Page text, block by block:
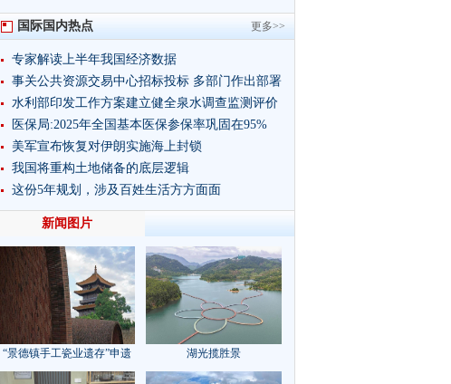
更多>>
国际国内热点
专家解读上半年我国经济数据
事关公共资源交易中心招标投标 多部门作出部署
水利部印发工作方案建立健全泉水调查监测评价
制度
医保局:2025年全国基本医保参保率巩固在95%
美军宣布恢复对伊朗实施海上封锁
我国将重构土地储备的底层逻辑
这份5年规划，涉及百姓生活方方面面
新闻图片
“景德镇手工瓷业遗存”申遗
成功
湖光揽胜景